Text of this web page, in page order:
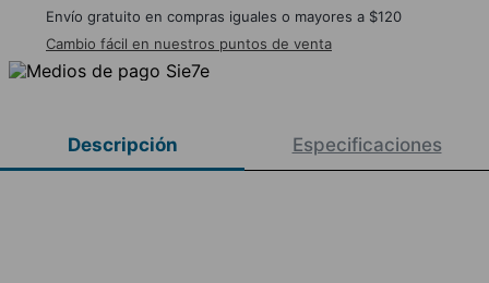
Envío gratuito en compras iguales o mayores a $120
Cambio fácil en nuestros puntos de venta
Descripción Especificaciones